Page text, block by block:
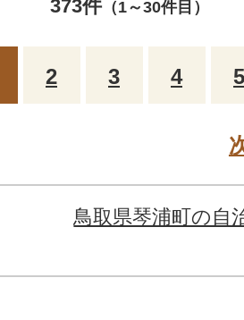
373件（1～30件目）
2 3 4 5
鳥取県琴浦町の自